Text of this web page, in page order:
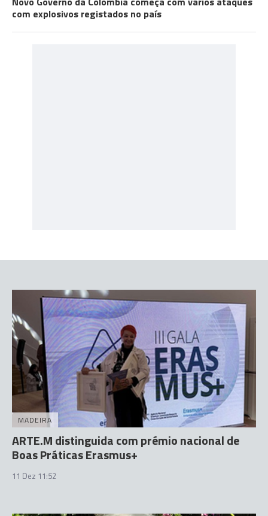
com explosivos registados no país
MADEIRA
ARTE.M distinguida com prémio nacional de
Boas Práticas Erasmus+
11 Dez 11:52